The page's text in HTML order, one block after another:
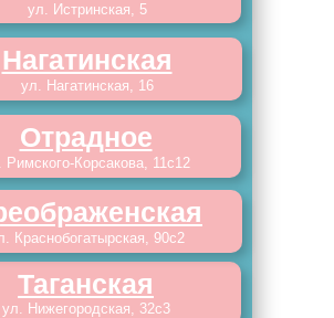
Нагатинская
ул. Нагатинская, 16
Отрадное
Римского-Корсакова, 11с12
Таганская
ул. Нижегородская, 32с3
Краснобогатырская, 90с2
ул. Истринская, 5